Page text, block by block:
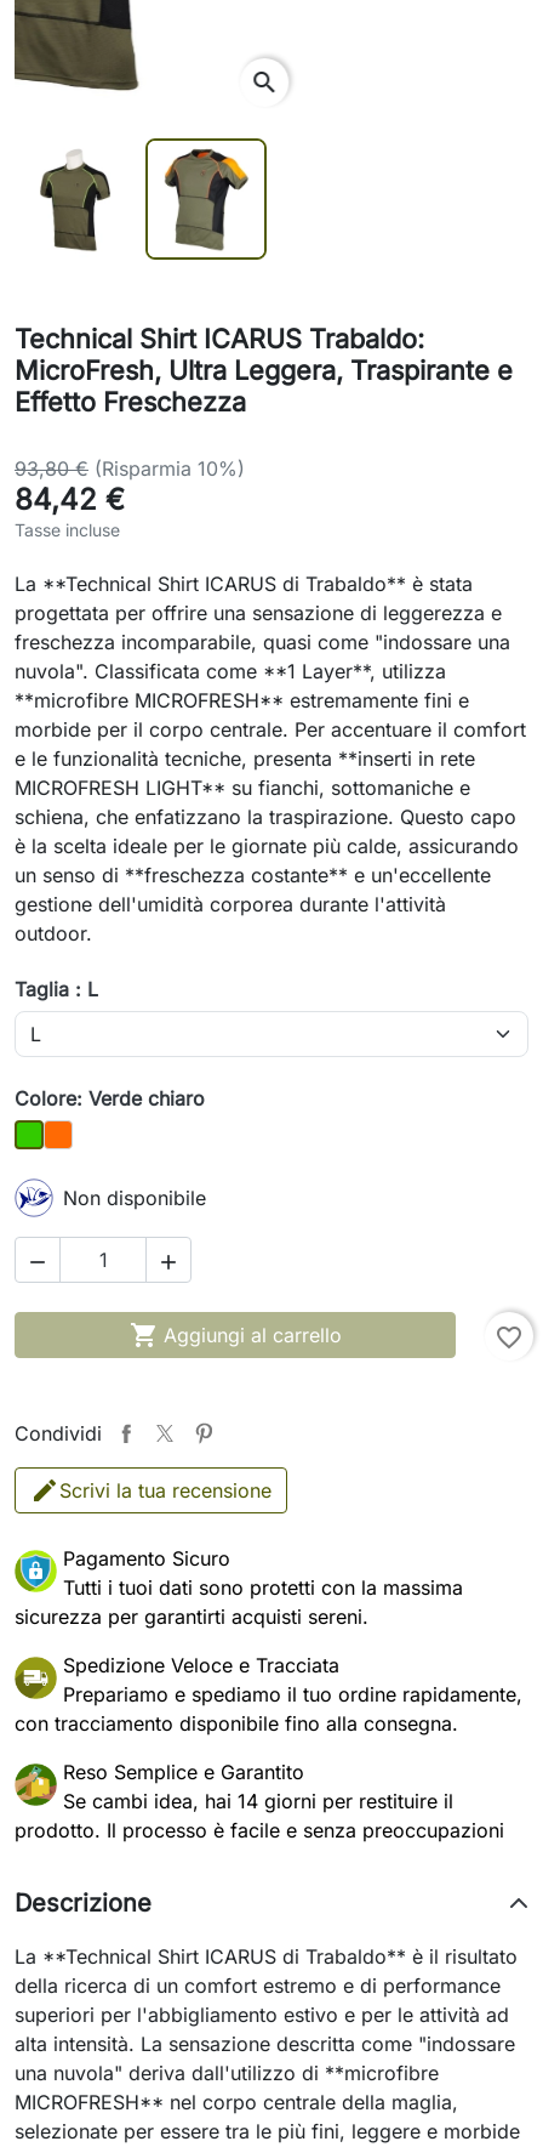
Technical Shirt ICARUS Trabaldo:
MicroFresh, Ultra Leggera, Traspirante e
Effetto Freschezza
93,80 € (Risparmia 10%)
84,42 €
Tasse incluse
La **Technical Shirt ICARUS di Trabaldo** è stata
progettata per offrire una sensazione di leggerezza e
freschezza incomparabile, quasi come "indossare una
nuvola". Classificata come **1 Layer**, utilizza
**microfibre MICROFRESH** estremamente fini e
morbide per il corpo centrale. Per accentuare il comfort
e le funzionalità tecniche, presenta **inserti in rete
MICROFRESH LIGHT** su fianchi, sottomaniche e
schiena, che enfatizzano la traspirazione. Questo capo
è la scelta ideale per le giornate più calde, assicurando
un senso di **freschezza costante** e un'eccellente
gestione dell'umidità corporea durante l'attività
outdoor.
Taglia : L
Colore: Verde chiaro
Verde chiaro
Arancio
Non disponibile
 
 Aggiungi al carrello favorite_border
Condividi
Scrivi la tua recensione
Pagamento Sicuro
Tutti i tuoi dati sono protetti con la massima
sicurezza per garantirti acquisti sereni.
Spedizione Veloce e Tracciata
Prepariamo e spediamo il tuo ordine rapidamente,
con tracciamento disponibile fino alla consegna.
Reso Semplice e Garantito
Se cambi idea, hai 14 giorni per restituire il
prodotto. Il processo è facile e senza preoccupazioni
Descrizione
La **Technical Shirt ICARUS di Trabaldo** è il risultato
della ricerca di un comfort estremo e di performance
superiori per l'abbigliamento estivo e per le attività ad
alta intensità. La sensazione descritta come "indossare
una nuvola" deriva dall'utilizzo di **microfibre
MICROFRESH** nel corpo centrale della maglia,
selezionate per essere tra le più fini, leggere e morbide